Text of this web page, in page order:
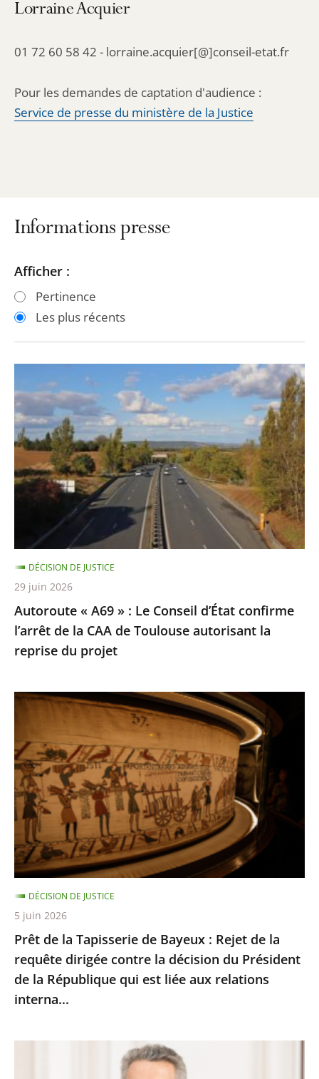
Lorraine Acquier
01 72 60 58 42 - lorraine.acquier[@]conseil-etat.fr
Pour les demandes de captation d'audience :
Service de presse du ministère de la Justice
Informations presse
Passer
les
filtres
Passer
les
filtres
Afficher :
Pertinence
Les plus récents
«
A69
»
:
Le
Conseil
confirme
l’arrêt
de
la
CAA
de
Toulouse
la
reprise
projet
Autoroute « A69 » : Le Conseil d’État confirme
l’arrêt de la CAA de Toulouse autorisant la
reprise du projet
DÉCISION DE JUSTICE
29 juin 2026
Prêt
la
Tapisserie
de
Bayeux
:
Rejet
de
la
requête
dirigée
contre
la
décision
du
de
Prêt de la Tapisserie de Bayeux : Rejet de la
requête dirigée contre la décision du Président
de la République qui est liée aux relations
interna...
DÉCISION DE JUSTICE
5 juin 2026